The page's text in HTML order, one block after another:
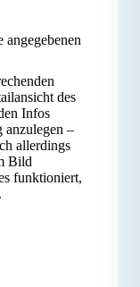
des
Infos
anzulegen –
allerdings
Bild
funktioniert,